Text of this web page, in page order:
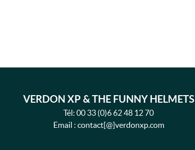
VERDON XP & THE FUNNY HELMETS
Tél: 00 33 (0)6 62 48 12 70
Email : contact[@]verdonxp.com